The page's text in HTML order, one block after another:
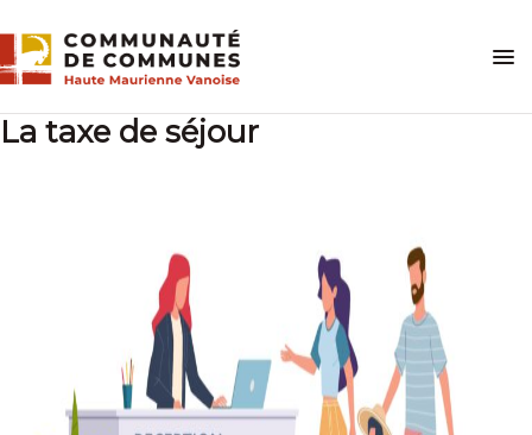
to
content
La taxe de séjour